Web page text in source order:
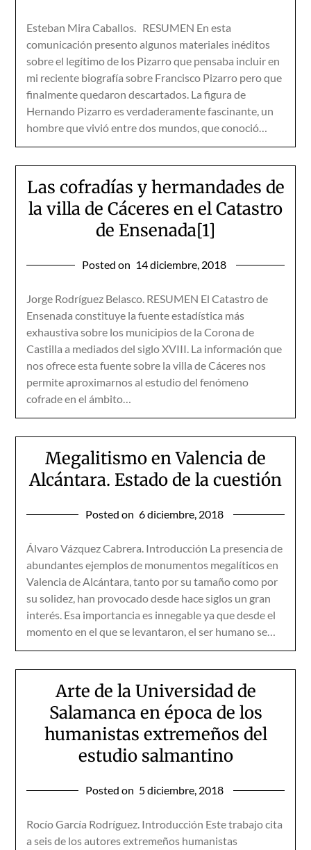
Esteban Mira Caballos. RESUMEN En esta
comunicación presento algunos materiales inéditos
sobre el legítimo de los Pizarro que pensaba incluir en
mi reciente biografía sobre Francisco Pizarro pero que
finalmente quedaron descartados. La figura de
Hernando Pizarro es verdaderamente fascinante, un
hombre que vivió entre dos mundos, que conoció…
Las cofradías y hermandades de
la villa de Cáceres en el Catastro
de Ensenada[1]
Posted on 14 diciembre, 2018
Jorge Rodríguez Belasco. RESUMEN El Catastro de
Ensenada constituye la fuente estadística más
exhaustiva sobre los municipios de la Corona de
Castilla a mediados del siglo XVIII. La información que
nos ofrece esta fuente sobre la villa de Cáceres nos
permite aproximarnos al estudio del fenómeno
cofrade en el ámbito…
Megalitismo en Valencia de
Alcántara. Estado de la cuestión
Posted on 6 diciembre, 2018
Álvaro Vázquez Cabrera. Introducción La presencia de
abundantes ejemplos de monumentos megalíticos en
Valencia de Alcántara, tanto por su tamaño como por
su solidez, han provocado desde hace siglos un gran
interés. Esa importancia es innegable ya que desde el
momento en el que se levantaron, el ser humano se…
Arte de la Universidad de
Salamanca en época de los
humanistas extremeños del
estudio salmantino
Posted on 5 diciembre, 2018
Rocío García Rodríguez. Introducción Este trabajo cita
a seis de los autores extremeños humanistas